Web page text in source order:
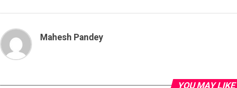
Mahesh Pandey
YOU MAY LIKE